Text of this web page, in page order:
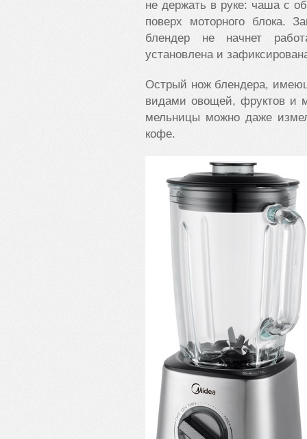
не держать в руке: чаша с
поверх моторного блока.
блендер не начнет
установлена и
Острый нож блендера,
видами овощей, фруктов и
мельницы можно даже
кофе.